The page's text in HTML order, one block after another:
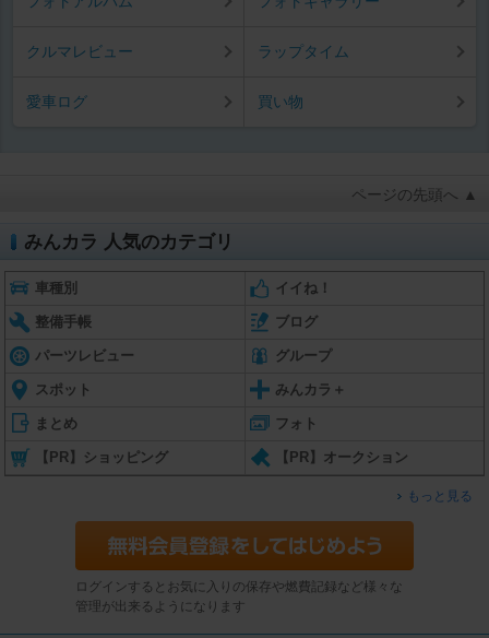
クルマレビュー ラップタイム
愛車ログ 買い物
ページの先頭へ ▲
みんカラ 人気のカテゴリ
車種別 イイね！
整備手帳 ブログ
パーツレビュー グループ
スポット みんカラ＋
まとめ フォト
【PR】ショッピング 【PR】オークション
もっと見る
ログインするとお気に入りの保存や燃費記録など様々な
管理が出来るようになります